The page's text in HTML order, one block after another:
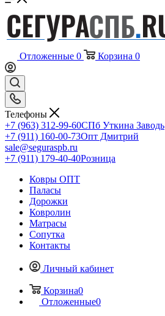
Отложенные 0 Корзина 0
Телефоны
+7 (963) 312-99-60СПб Уткина Заводь
+7 (911) 160-00-73Опт Дмитрий
sale@seguraspb.ru
+7 (911) 179-40-40Розница
Ковры ОПТ
Паласы
Дорожки
Ковролин
Матрасы
Сопутка
Контакты
Личный кабинет
Корзина0
Отложенные0